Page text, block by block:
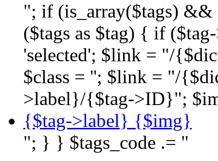
"; if (is_array($tags) &&
($tags as $tag) { if
'selected'; $link = "/
$class = ''; $link = "/
>label}/{$tag->ID}";
{$tag->label} {$img}
"; } } $tags_code .= "